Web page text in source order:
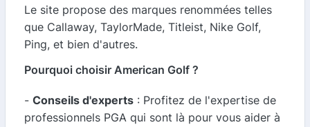
Le site propose des marques renommées telles
que Callaway, TaylorMade, Titleist, Nike Golf,
Ping, et bien d'autres.
Pourquoi choisir American Golf ?
- Conseils d'experts : Profitez de l'expertise de
professionnels PGA qui sont là pour vous aider à